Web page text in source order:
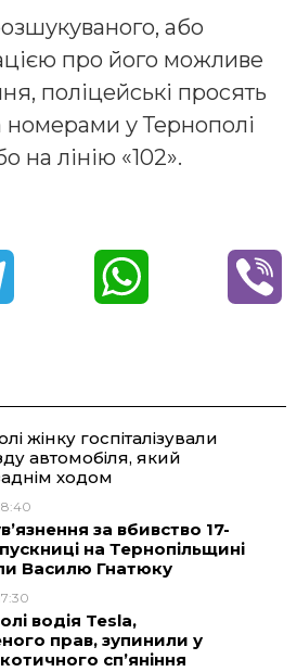
або
про його можливе
поліцейські просять
номерами у Тернополі
на лінію «102».
e
r
a
m
t
A
p
жінку госпіталізували
автомобіля, який
ходом
за вбивство 17-
на Тернопільщині
Василю Гнатюку
водія Tesla,
прав, зупинили у
сп’яніння